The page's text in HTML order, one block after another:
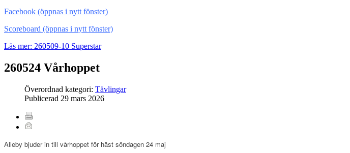
Facebook (öppnas i nytt fönster)
Scoreboard (öppnas i nytt fönster)
Läs mer: 260509-10 Superstar
260524 Vårhoppet
Överordnad kategori: Tävlingar
Publicerad 29 mars 2026
Alleby bjuder in till vårhoppet för häst söndagen 24 maj